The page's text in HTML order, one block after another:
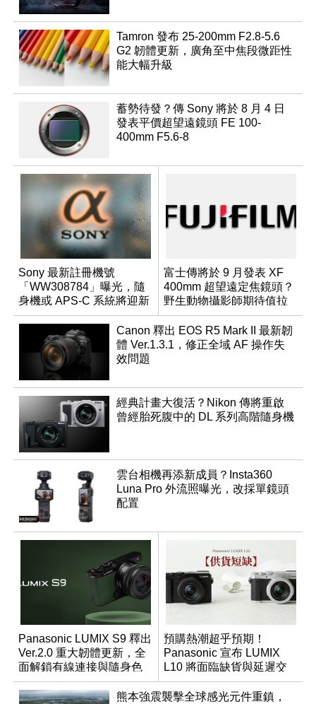
Tamron 發布 25-200mm F2.8-5.6
G2 韌體更新，廣角至中焦段微距性
能大幅升級
蓄勢待發？傳 Sony 將於 8 月 4 日
發表平價超望遠鏡頭 FE 100-
400mm F5.6-8
Sony 最新註冊機號
「WW308784」曝光，隨
身機或 APS-C 系統將迎新
成員？
富士傳將於 9 月發表 XF
400mm 超望遠定焦鏡頭？
野生動物攝影師期待值拉
滿
Canon 釋出 EOS R5 Mark II 最新韌
體 Ver.1.3.1，修正全域 AF 操作失
效問題
經典計畫大復活？Nikon 傳將重啟
曾經胎死腹中的 DL 系列高階隨身機
雲台相機再添新成員？Insta360
Luna Pro 外流照曝光，改採單鏡頭
配置
Panasonic LUMIX S9 釋出
Ver.2.0 重大韌體更新，全
面解鎖有線連接與隨身色
調編輯
預購熱潮超乎預期！
Panasonic 宣布 LUMIX
L10 將面臨缺貨與延遲交
貨時間
熊本強震襲擊全球感光元件重鎮，